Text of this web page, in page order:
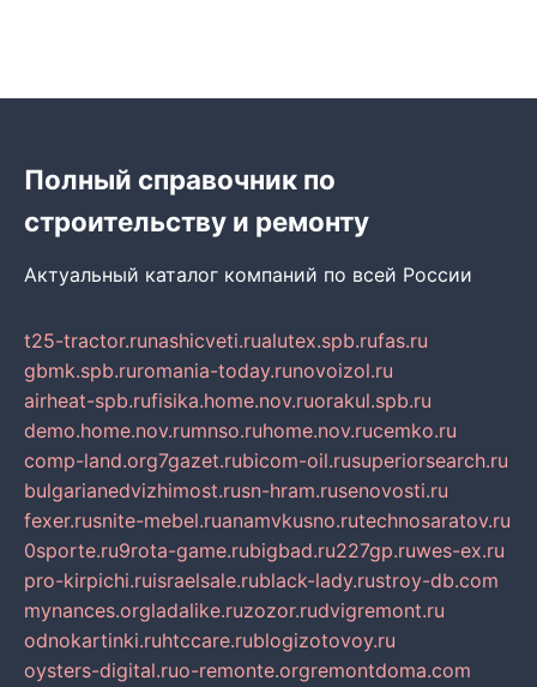
Полный справочник по
строительству и ремонту
Актуальный каталог компаний по всей России
t25-tractor.runashicveti.rualutex.spb.rufas.ru
gbmk.spb.ruromania-today.runovoizol.ru
airheat-spb.rufisika.home.nov.ruorakul.spb.ru
demo.home.nov.rumnso.ruhome.nov.rucemko.ru
comp-land.org7gazet.rubicom-oil.rusuperiorsearch.ru
bulgarianedvizhimost.rusn-hram.rusenovosti.ru
fexer.rusnite-mebel.ruanamvkusno.rutechnosaratov.ru
0sporte.ru9rota-game.rubigbad.ru227gp.ruwes-ex.ru
pro-kirpichi.ruisraelsale.rublack-lady.rustroy-db.com
mynances.orgladalike.ruzozor.rudvigremont.ru
odnokartinki.ruhtccare.rublogizotovoy.ru
oysters-digital.ruo-remonte.orgremontdoma.com